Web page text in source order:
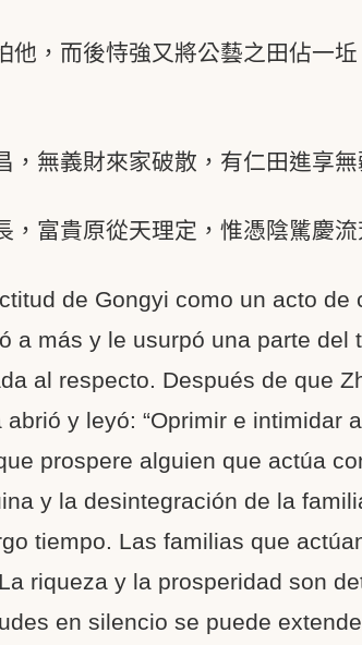
他，而後恃強又將公藝之田佔一
，無義財來家破散，有仁田進享無
，富貴原從天理定，惟憑陰騭慶流
de Gongyi como un acto
a más y le usurpó una parte del
al respecto. Después de que
y leyó: “Oprimir e intimidar
prospere alguien que actúa
y la desintegración de la
tiempo. Las familias que
riqueza y la prosperidad son
en silencio se puede